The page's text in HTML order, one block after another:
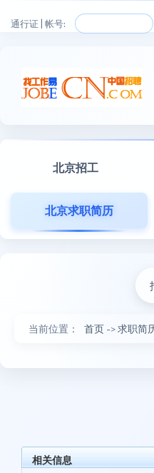
通行证 | 帐号:
北京招工
北京求职简历
当前位置： 首页 ->求职简
相关信息